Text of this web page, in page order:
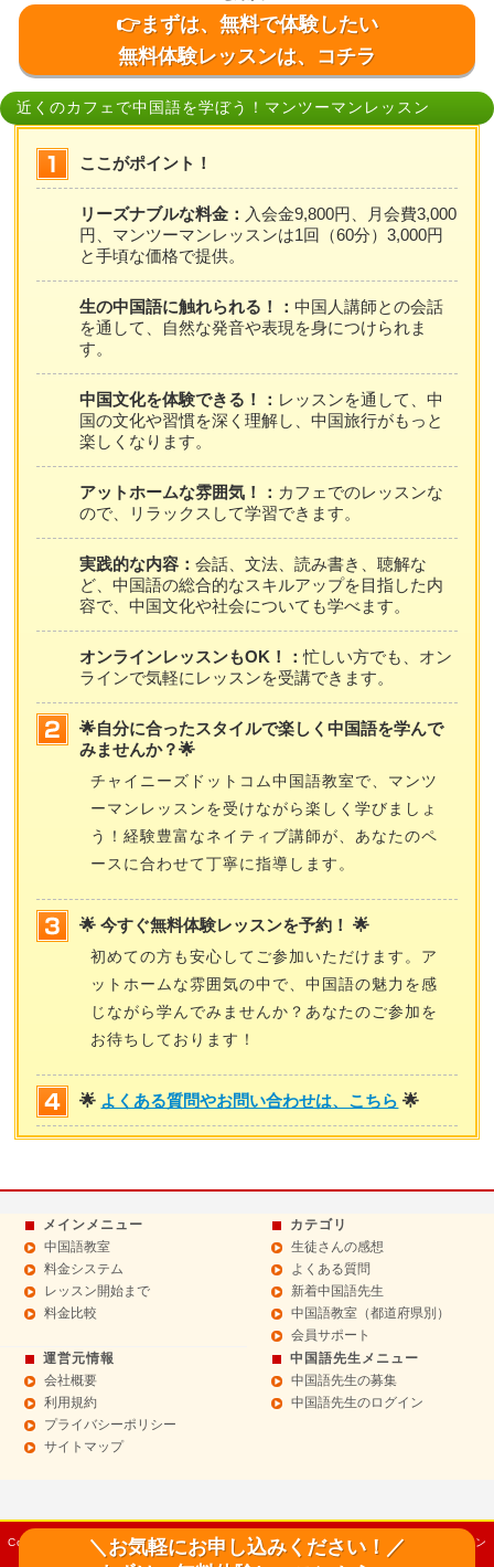
👉まずは、無料で体験したい
無料体験レッスンは、コチラ
近くのカフェで中国語を学ぼう！マンツーマンレッスン
ここがポイント！
リーズナブルな料金： 入会金9,800円、月会費3,000
円、マンツーマンレッスンは1回（60分）3,000円
と手頃な価格で提供。
生の中国語に触れられる！：中国人講師との会話
を通して、自然な発音や表現を身につけられま
す。
中国文化を体験できる！： レッスンを通して、中
国の文化や習慣を深く理解し、中国旅行がもっと
楽しくなります。
アットホームな雰囲気！： カフェでのレッスンな
ので、リラックスして学習できます。
実践的な内容：会話、文法、読み書き、聴解な
ど、中国語の総合的なスキルアップを目指した内
容で、中国文化や社会についても学べます。
オンラインレッスンもOK！：忙しい方でも、オン
ラインで気軽にレッスンを受講できます。
🌟自分に合ったスタイルで楽しく中国語を学んで
みませんか？🌟
チャイニーズドットコム中国語教室で、マンツ
ーマンレッスンを受けながら楽しく学びましょ
う！経験豊富なネイティブ講師が、あなたのペ
ースに合わせて丁寧に指導します。
🌟 今すぐ無料体験レッスンを予約！ 🌟
初めての方も安心してご参加いただけます。ア
ットホームな雰囲気の中で、中国語の魅力を感
じながら学んでみませんか？あなたのご参加を
お待ちしております！
🌟 よくある質問やお問い合わせは、こちら 🌟
メインメニュー
中国語教室
料金システム
レッスン開始まで
料金比較
カテゴリ
生徒さんの感想
よくある質問
新着中国語先生
中国語教室（都道府県別）
会員サポート
運営元情報
会社概要
利用規約
プライバシーポリシー
サイトマップ
中国語先生メニュー
中国語先生の募集
中国語先生のログイン
Copyright© 2014 Sept 中国語教室【チャイニーズドットコム】マンツーマンレッスン
All Rights Reserved.
＼お気軽にお申し込みください！／